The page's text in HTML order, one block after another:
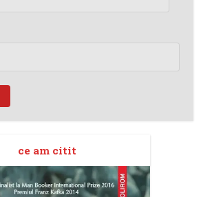
ce am citit